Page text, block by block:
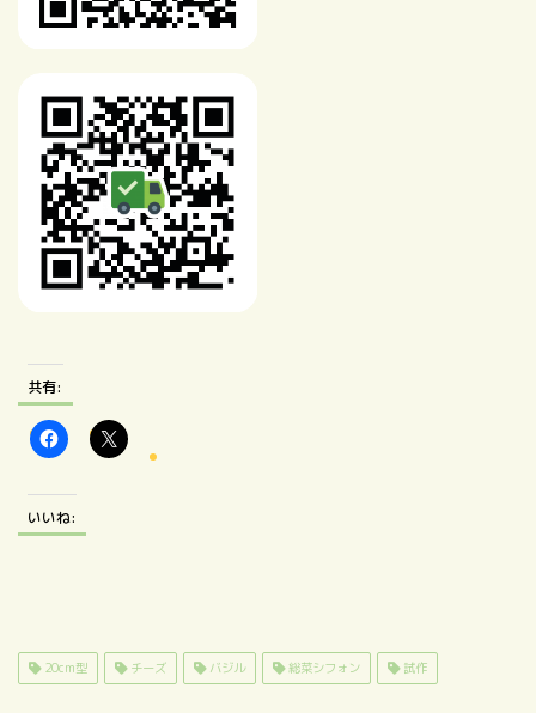
共有:
いいね:
20cm型 チーズ バジル 総菜シフォン 試作